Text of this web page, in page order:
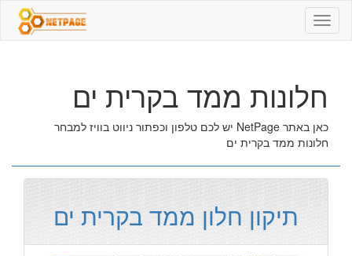
חלונות
ממד
חלונות ממד בקרית ים
כאן באתר NetPage יש לכם טלפון וכפתור ניווט בוויז למבחר
חלונות ממד בקרית ים
תיקון חלון ממד בקרית ים